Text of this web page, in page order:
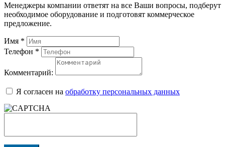
Менеджеры компании ответят на все Ваши вопросы, подберут
необходимое оборудование и подготовят коммерческое
предложение.
Имя *
Телефон *
Комментарий:
Я согласен на обработку персональных данных